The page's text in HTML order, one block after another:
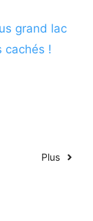
grand lac
cachés !
Plus